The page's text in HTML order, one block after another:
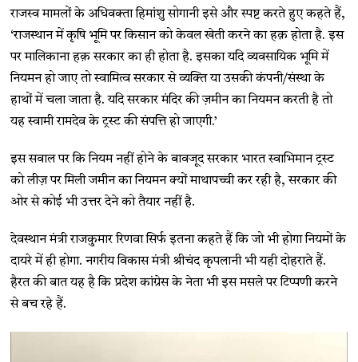
राजस्व मामलों के अधिवक्ता हिमांशु सोगानी इसे और स्पष्ट करते हुए कहते हैं,
‘राजस्थान में कृषि भूमि पर किसान को केवल खेती करने का हक़ होता है. इस
पर मालिकाना हक़ सरकार का ही होता है. इसका यदि व्यवसायिक भूमि में
नियमन हो जाए तो स्वामित्व सरकार से व्यक्ति या उसकी कंपनी/संस्था के
हाथों में चला जाता है. यदि सरकार मंदिर की ज़मीन का नियमन करती है तो
यह स्वामी रामदेव के ट्रस्ट की संपत्ति हो जाएगी.’
इस सवाल पर कि नियम नहीं होने के बावजूद सरकार भारत स्वाभिमान ट्रस्ट
को लीज़ पर मिली जमीन का नियमन क्यों माथापच्ची कर रही है, सरकार की
ओर से कोई भी उत्तर देने को तैयार नहीं है.
देवस्थान मंत्री राजकुमार रिणवा सिर्फ इतना कहते हैं कि जो भी होगा नियमों के
दायरे में ही होगा. नगरीय विकास मंत्री श्रीचंद कृपलानी भी यही दोहराते हैं.
हैरत की बात यह है कि प्रदेश कांग्रेस के नेता भी इस मसले पर टिप्पणी करने
से बच रहे हैं.